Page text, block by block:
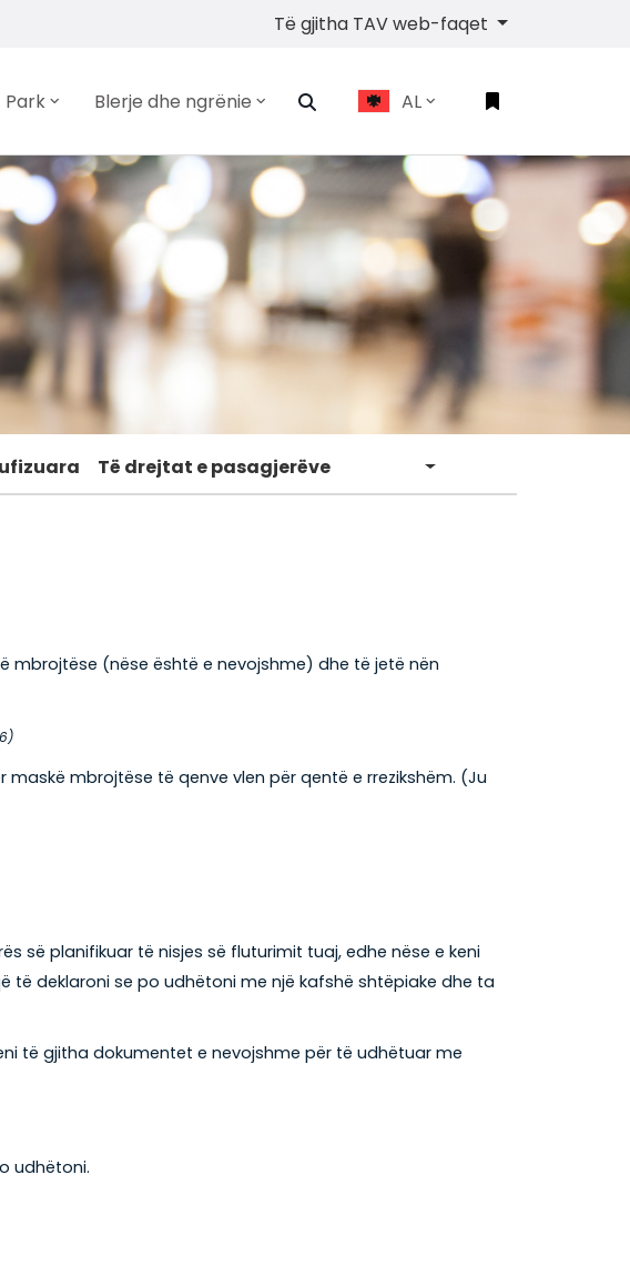
Të gjitha TAV web-faqet
Park Blerje dhe ngrënie AL
Të drejtat e pasagjerëve
mbrojtëse (nëse është e nevojshme) dhe të jetë nën
mbrojtëse të qenve vlen për qentë e rrezikshëm. (Ju
së planifikuar të nisjes së fluturimit tuaj, edhe nëse e keni
deklaroni se po udhëtoni me një kafshë shtëpiake dhe ta
të gjitha dokumentet e nevojshme për të udhëtuar me
udhëtoni.